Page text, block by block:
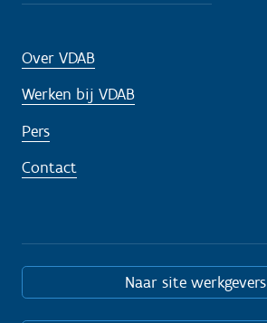
Over VDAB
Werken bij VDAB
Pers
Contact
Naar site werkgevers